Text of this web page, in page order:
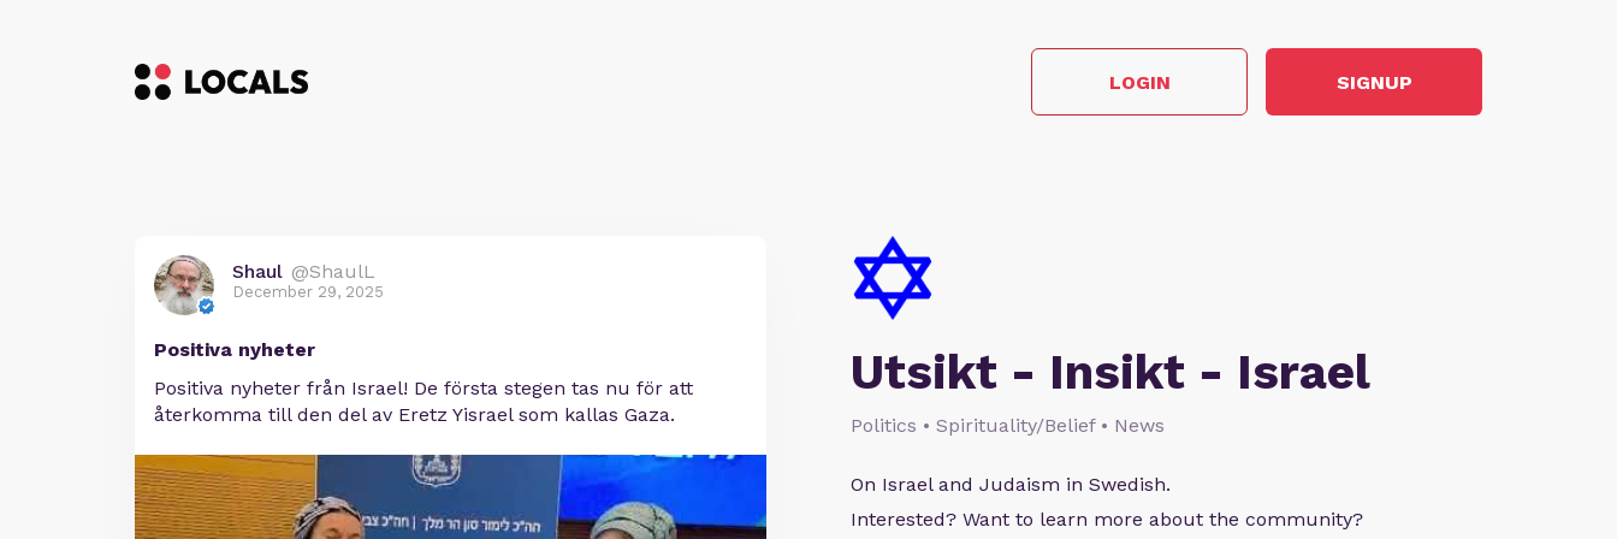
LOGIN SIGNUP
Utsikt - Insikt - Israel
Politics • Spirituality/Belief • News
On Israel and Judaism in Swedish.
Interested? Want to learn more about the community?
Shaul @ShaulL
December 29, 2025
Positiva nyheter
Positiva nyheter från Israel! De första stegen tas nu för att
återkomma till den del av Eretz Yisrael som kallas Gaza.